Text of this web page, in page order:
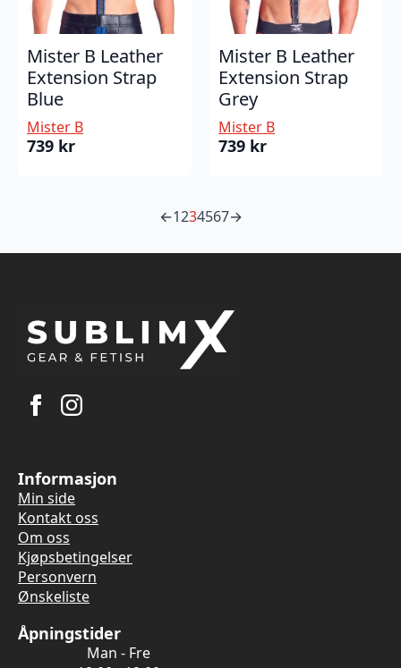
Mister B Leather
Extension Strap
Blue
Mister B
739 kr
Mister B Leather
Extension Strap
Grey
Mister B
739 kr
←1234567→
Informasjon
Min side
Kontakt oss
Om oss
Kjøpsbetingelser
Personvern
Ønskeliste
Åpningstider
Man - Fre